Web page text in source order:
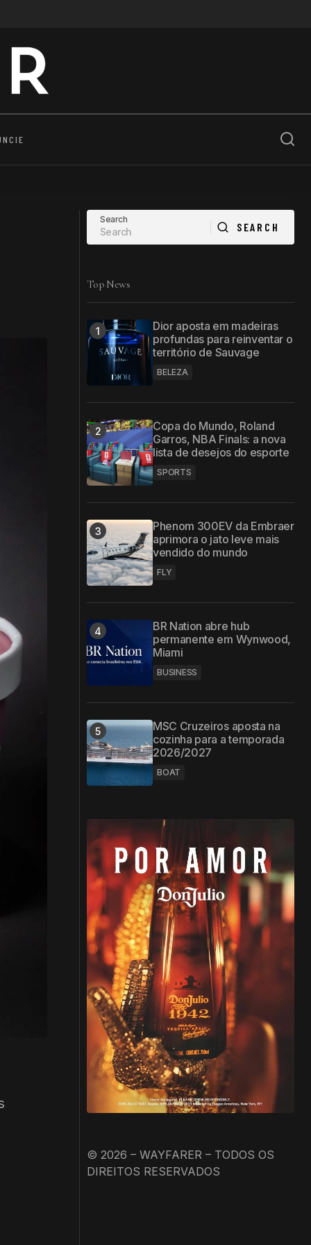
Search
SEARCH
SEARCH
Top News
Dior aposta em madeiras
profundas para reinventar o
território de Sauvage
BELEZA
Copa do Mundo, Roland
Garros, NBA Finals: a nova
lista de desejos do esporte
SPORTS
Phenom 300EV da Embraer
aprimora o jato leve mais
vendido do mundo
FLY
BR Nation abre hub
permanente em Wynwood,
Miami
BUSINESS
MSC Cruzeiros aposta na
cozinha para a temporada
2026/2027
BOAT
© 2026 – WAYFARER – TODOS OS
DIREITOS RESERVADOS